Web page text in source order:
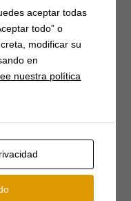
(2)
(1)
la mujer(4)
aceptar todas
todo” o
modificar su
en
nuestra política